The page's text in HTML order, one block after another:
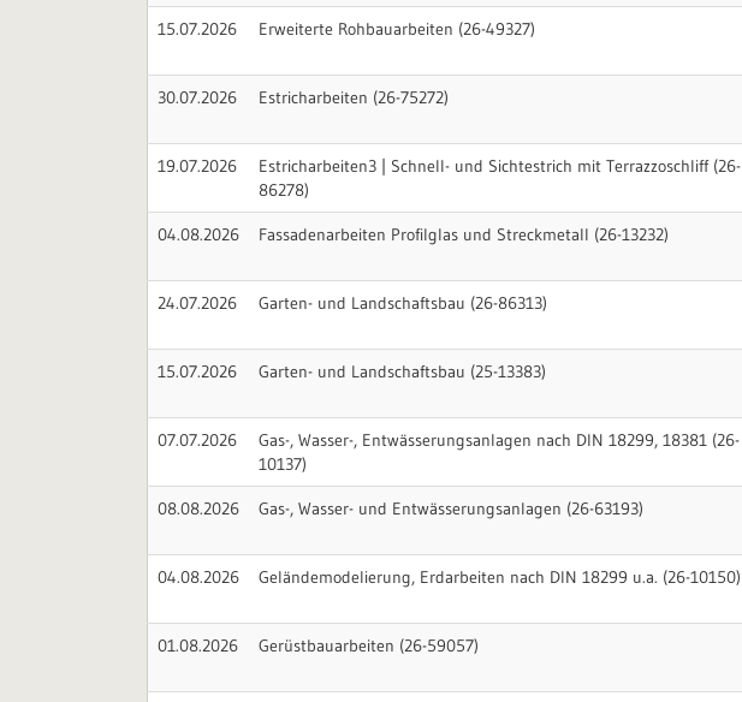
15.07.2026 Erweiterte Rohbauarbeiten (26-49327)
30.07.2026 Estricharbeiten (26-75272)
19.07.2026
Estricharbeiten3 | Schnell- und Sichtestrich mit Terrazzoschliff (26-
86278)
04.08.2026 Fassadenarbeiten Profilglas und Streckmetall (26-13232)
24.07.2026 Garten- und Landschaftsbau (26-86313)
15.07.2026 Garten- und Landschaftsbau (25-13383)
07.07.2026
Gas-, Wasser-, Entwässerungsanlagen nach DIN 18299, 18381 (26-
10137)
08.08.2026 Gas-, Wasser- und Entwässerungsanlagen (26-63193)
04.08.2026 Geländemodelierung, Erdarbeiten nach DIN 18299 u.a. (26-10150)
01.08.2026 Gerüstbauarbeiten (26-59057)